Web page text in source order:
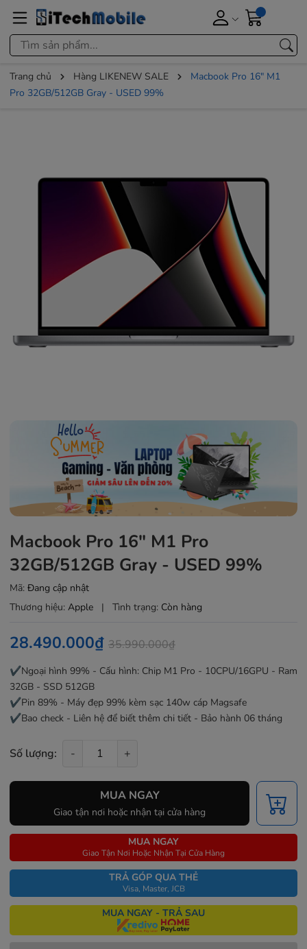
Trang chủ Hàng LIKENEW SALE
Macbook Pro 16" M1
Pro 32GB/512GB Gray - USED 99%
Macbook Pro 16" M1 Pro
32GB/512GB Gray - USED 99%
Mã: Đang cập nhật
Thương hiệu: Apple | Tình trạng: Còn hàng
28.490.000₫ 35.990.000₫
✔️Ngoại hình 99% - Cấu hình: Chip M1 Pro - 10CPU/16GPU - Ram
32GB - SSD 512GB
✔️Pin 89% - Máy đẹp 99% kèm sạc 140w cáp Magsafe
✔️Bao check - Liên hệ để biết thêm chi tiết - Bảo hành 06 tháng
Số lượng: - +
MUA NGAY
Giao tận nơi hoặc nhận tại cửa hàng
MUA NGAY
Giao Tận Nơi Hoặc Nhận Tại Cửa Hàng
TRẢ GÓP QUA THẺ
Visa, Master, JCB
MUA NGAY - TRẢ SAU